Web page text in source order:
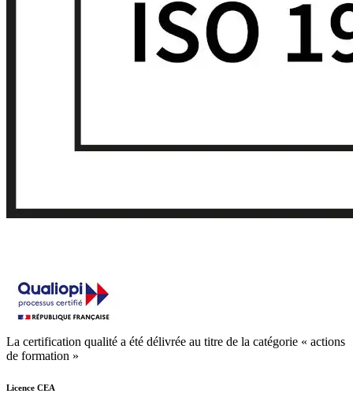
La certification qualité a été délivrée au titre de la catégorie « actions
de formation »
Licence CEA